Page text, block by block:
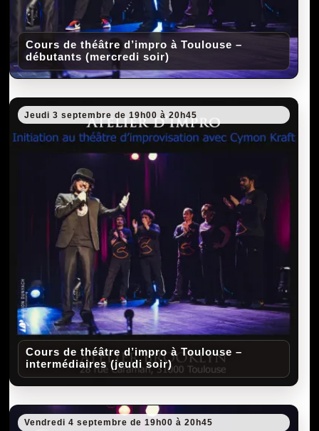
Cours de théâtre d’impro à Toulouse –
débutants (mercredi soir)
Cours de théâtre d’impro à Toulouse –
intermédiaires (jeudi soir)
Jeudi 3 septembre de 19h00 à 20h45
Vendredi 4 septembre de 19h00 à 20h45